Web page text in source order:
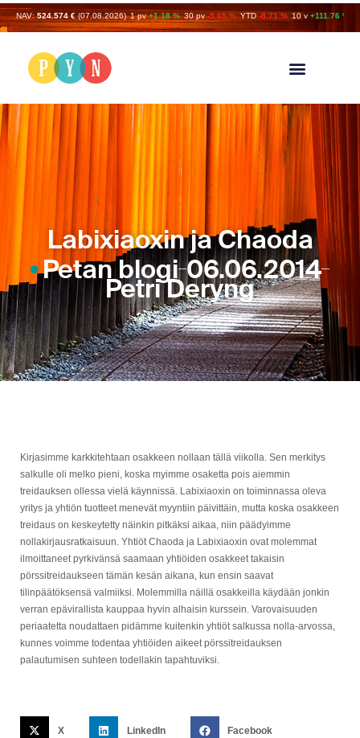
NAV: 524.574 € (07.08.2026) 1 pv +1.18 % 30 pv -5.65 % YTD -8.71 % 10 v +111.76 %
Labixiaoxin ja Chaoda
Petan blogi 06.06.2014
Petri Deryng
Kirjasimme karkkitehtaan osakkeen nollaan tällä viikolla. Sen merkitys
salkulle oli melko pieni, koska myimme osaketta pois aiemmin
treidauksen ollessa vielä käynnissä. Labixiaoxin on toiminnassa oleva
yritys ja yhtiön tuotteet menevät myyntiin päivittäin, mutta koska osakkeen
treidaus on keskeytetty näinkin pitkäksi aikaa, niin päädyimme
nollakirjausratkaisuun. Yhtiöt Chaoda ja Labixiaoxin ovat molemmat
ilmoittaneet pyrkivänsä saamaan yhtiöiden osakkeet takaisin
pörssitreidaukseen tämän kesän aikana, kun ensin saavat
tilinpäätöksensä valmiiksi. Molemmilla näillä osakkeilla käydään jonkin
verran epävirallista kauppaa hyvin alhaisin kurssein. Varovaisuuden
periaatetta noudattaen pidämme kuitenkin yhtiöt salkussa nolla-arvossa,
kunnes voimme todentaa yhtiöiden aikeet pörssitreidauksen
palautumisen suhteen todellakin tapahtuviksi.
X LinkedIn Facebook